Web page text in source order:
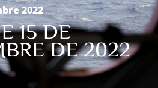
2022
15 DE
DE 2022